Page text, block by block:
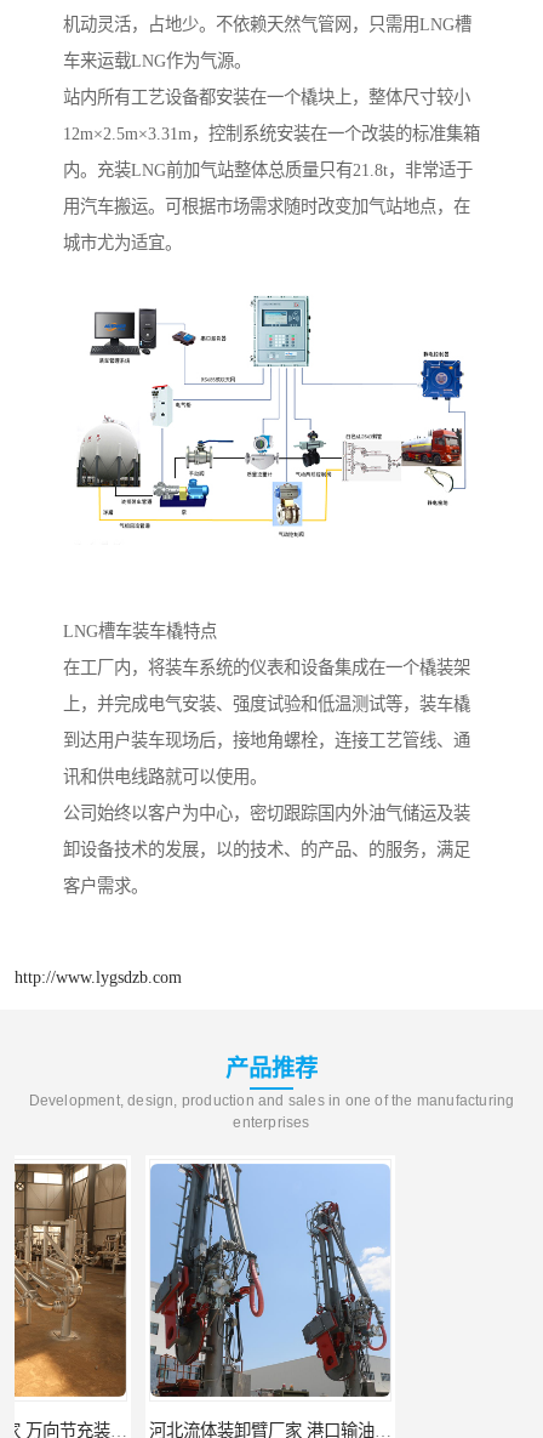
机动灵活，占地少。不依赖天然气管网，只需用LNG槽
车来运载LNG作为气源。
站内所有工艺设备都安装在一个橇块上，整体尺寸较小
12m×2.5m×3.31m，控制系统安装在一个改装的标准集箱
内。充装LNG前加气站整体总质量只有21.8t，非常适于
用汽车搬运。可根据市场需求随时改变加气站地点，在
城市尤为适宜。
LNG槽车装车橇特点
在工厂内，将装车系统的仪表和设备集成在一个橇装架
上，并完成电气安装、强度试验和低温测试等，装车橇
到达用户装车现场后，接地角螺栓，连接工艺管线、通
讯和供电线路就可以使用。
公司始终以客户为中心，密切跟踪国内外油气储运及装
卸设备技术的发展，以的技术、的产品、的服务，满足
客户需求。
http://www.lygsdzb.com
产品推荐
Development, design, production and sales in one of the manufacturing
enterprises
河北流体装卸臂厂家 港口输油臂 节能环保